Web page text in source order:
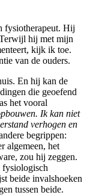
fysiotherapeut. Hij
hij met mijn
kijk ik toe.
van de ouders.
En hij kan de
die geoefend
het vooral
Ik kan niet
verhogen en
begrippen:
algemeen, het
zou hij zeggen.
fysiologisch
beide invalshoeken
tussen beide.